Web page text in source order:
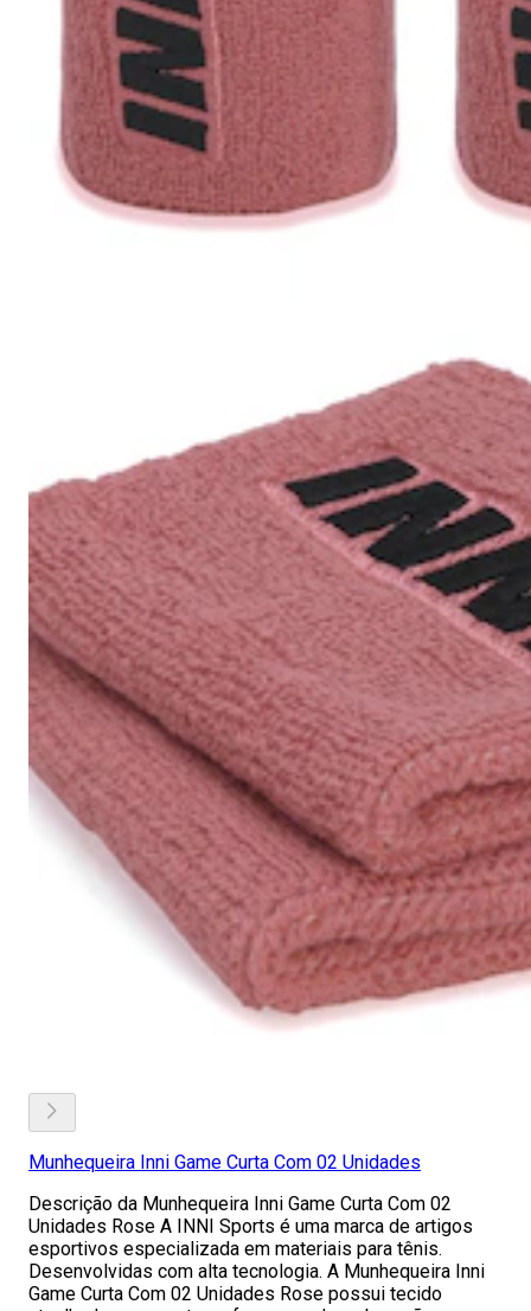
Munhequeira Inni Game Curta Com 02 Unidades
Descrição da Munhequeira Inni Game Curta Com 02
Unidades Rose A INNI Sports é uma marca de artigos
esportivos especializada em materiais para tênis.
Desenvolvidas com alta tecnologia. A Munhequeira Inni
Game Curta Com 02 Unidades Rose possui tecido